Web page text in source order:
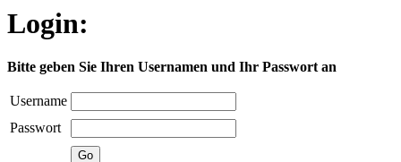
Login:
Bitte geben Sie Ihren Usernamen und Ihr Passwort an
Username
Passwort